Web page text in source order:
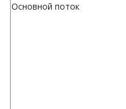
Основной поток